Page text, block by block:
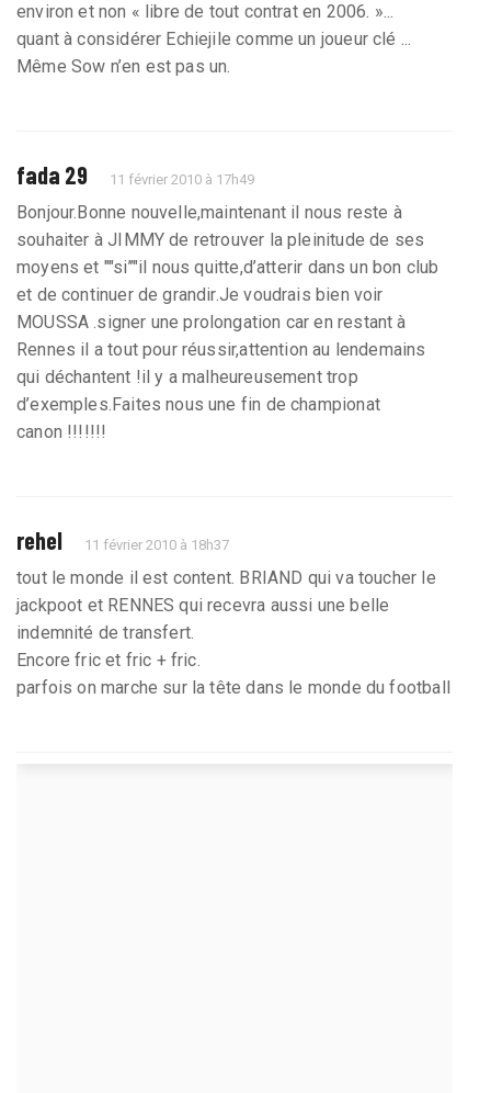
environ et non « libre de tout contrat en 2006. »...
quant à considérer Echiejile comme un joueur clé ...
Même Sow n’en est pas un.
fada 29 11 février 2010 à 17h49
Bonjour.Bonne nouvelle,maintenant il nous reste à
souhaiter à JIMMY de retrouver la pleinitude de ses
moyens et ""si’’"il nous quitte,d’atterir dans un bon club
et de continuer de grandir.Je voudrais bien voir
MOUSSA .signer une prolongation car en restant à
Rennes il a tout pour réussir,attention au lendemains
qui déchantent !il y a malheureusement trop
d’exemples.Faites nous une fin de championat
canon !!!!!!!
rehel 11 février 2010 à 18h37
tout le monde il est content. BRIAND qui va toucher le
jackpoot et RENNES qui recevra aussi une belle
indemnité de transfert.
Encore fric et fric + fric.
parfois on marche sur la tête dans le monde du football